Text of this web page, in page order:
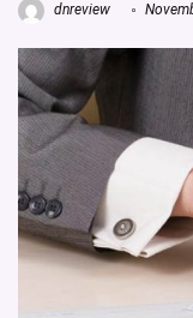
dnreview